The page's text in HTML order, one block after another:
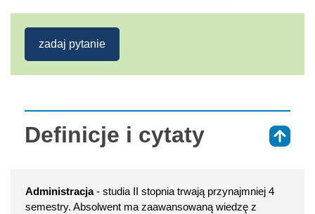
zadaj pytanie
Definicje i cytaty
Administracja- studia II stopnia trwają przynajmniej 4
semestry. Absolwent ma zaawansowaną wiedzę z